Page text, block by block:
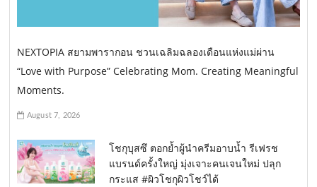
NEXTOPIA สยามพารากอน ชวนเฉลิมฉลองเดือนแห่งแม่ผ่าน
“Love with Purpose” Celebrating Mom. Creating Meaningful
Moments.
August 7, 2026
โชกุบุสซึ ตอกย้ำผู้นำครีมอาบน้ำ รีเฟรช
แบรนด์ครั้งใหญ่ มุ่งเจาะคนเจนใหม่ ปลุก
กระแส #ผิวโชกุผิวโชว์ได้